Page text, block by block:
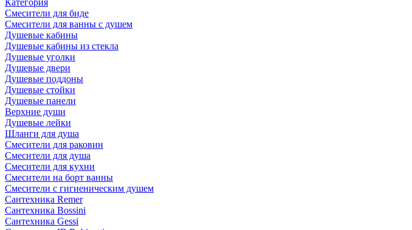
Категория
Смесители для биде
Смесители для ванны с душем
Душевые кабины
Душевые кабины из стекла
Душевые уголки
Душевые двери
Душевые поддоны
Душевые стойки
Душевые панели
Верхние души
Душевые лейки
Шланги для душа
Смесители для раковин
Смесители для душа
Смесители для кухни
Смесители на борт ванны
Смесители с гигиеническим душем
Сантехника Remer
Сантехника Bossini
Сантехника Gessi